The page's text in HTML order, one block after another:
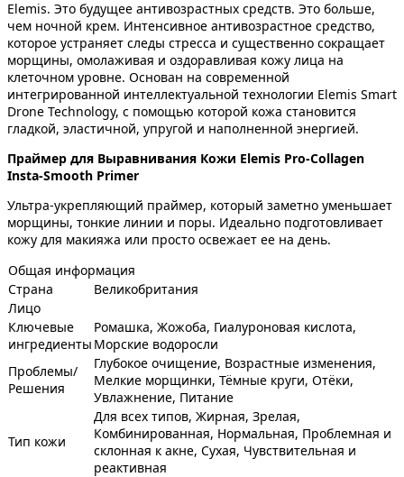
Elemis. Это будущее антивозрастных средств. Это больше,
чем ночной крем. Интенсивное антивозрастное средство,
которое устраняет следы стресса и существенно сокращает
морщины, омолаживая и оздоравливая кожу лица на
клеточном уровне. Основан на современной
интегрированной интеллектуальной технологии Elemis Smart
Drone Technology, с помощью которой кожа становится
гладкой, эластичной, упругой и наполненной энергией.
Праймер для Выравнивания Кожи Elemis Pro-Collagen
Insta-Smooth Primer
Ультра-укрепляющий праймер, который заметно уменьшает
морщины, тонкие линии и поры. Идеально подготовливает
кожу для макияжа или просто освежает ее на день.
Общая информация
Страна
Великобритания
Лицо
Ключевые
ингредиенты
Ромашка, Жожоба, Гиалуроновая кислота,
Морские водоросли
Проблемы/
Решения
Глубокое очищение, Возрастные изменения,
Мелкие морщинки, Тёмные круги, Отёки,
Увлажнение, Питание
Тип кожи
Для всех типов, Жирная, Зрелая,
Комбинированная, Нормальная, Проблемная и
склонная к акне, Сухая, Чувствительная и
реактивная